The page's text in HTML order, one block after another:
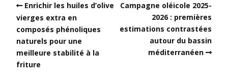
Enrichir les huiles d’olive
vierges extra en
composés phénoliques
naturels pour une
meilleure stabilité à la
friture
Campagne oléicole 2025-
2026 : premières
estimations contrastées
autour du bassin
méditerranéen